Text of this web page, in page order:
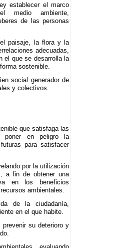
establecer el marco
medio ambiente,
de las personas
paisaje, la flora y la
adecuadas,
el que se desarrolla la
sostenible.
social generador de
y colectivos.
que satisfaga las
poner en peligro la
para satisfacer
por la utilización
a fin de obtener una
en los beneficios
ambientales.
de la ciudadanía,
en el que habite.
su deterioro y